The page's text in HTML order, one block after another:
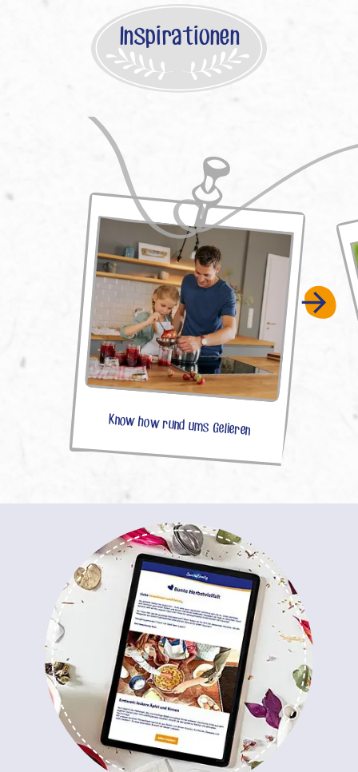
Inspirationen
Know how rund ums Gelieren